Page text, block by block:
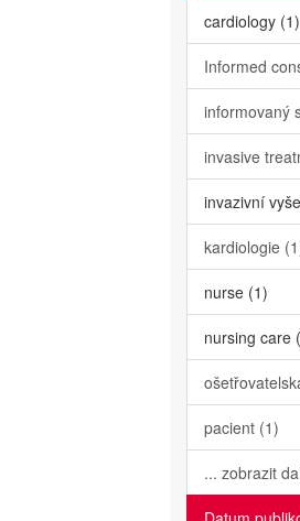
cardiology (1)
Informed
informovaný
invasive
invazivní
kardiologie
nurse (1)
nursing care
pacient (1)
... zobrazit